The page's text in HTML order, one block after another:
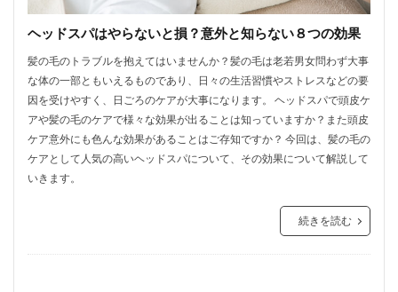
ヘッドスパはやらないと損？意外と知らない８つの効果
髪の毛のトラブルを抱えてはいませんか？髪の毛は老若男女問わず大事
な体の一部ともいえるものであり、日々の生活習慣やストレスなどの要
因を受けやすく、日ごろのケアが大事になります。 ヘッドスパで頭皮ケ
アや髪の毛のケアで様々な効果が出ることは知っていますか？また頭皮
ケア意外にも色んな効果があることはご存知ですか？ 今回は、髪の毛の
ケアとして人気の高いヘッドスパについて、その効果について解説して
いきます。
続きを読む